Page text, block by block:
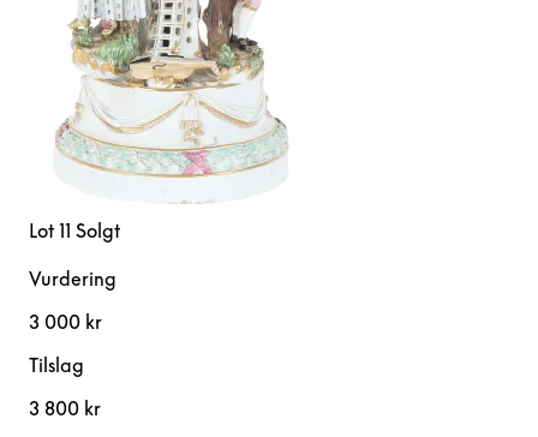
Lot 11 Solgt
Vurdering
3 000 kr
Tilslag
3 800 kr